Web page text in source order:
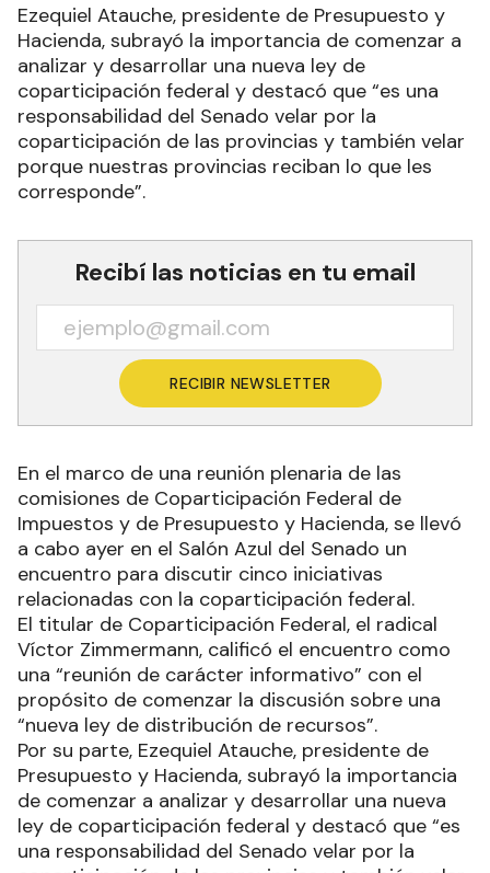
Ezequiel Atauche, presidente de Presupuesto y
Hacienda, subrayó la importancia de comenzar a
analizar y desarrollar una nueva ley de
coparticipación federal y destacó que “es una
responsabilidad del Senado velar por la
coparticipación de las provincias y también velar
porque nuestras provincias reciban lo que les
corresponde”.
Recibí las noticias en tu email
RECIBIR NEWSLETTER
En el marco de una reunión plenaria de las
comisiones de Coparticipación Federal de
Impuestos y de Presupuesto y Hacienda, se llevó
a cabo ayer en el Salón Azul del Senado un
encuentro para discutir cinco iniciativas
relacionadas con la coparticipación federal.
El titular de Coparticipación Federal, el radical
Víctor Zimmermann, calificó el encuentro como
una “reunión de carácter informativo” con el
propósito de comenzar la discusión sobre una
“nueva ley de distribución de recursos”.
Por su parte, Ezequiel Atauche, presidente de
Presupuesto y Hacienda, subrayó la importancia
de comenzar a analizar y desarrollar una nueva
ley de coparticipación federal y destacó que “es
una responsabilidad del Senado velar por la